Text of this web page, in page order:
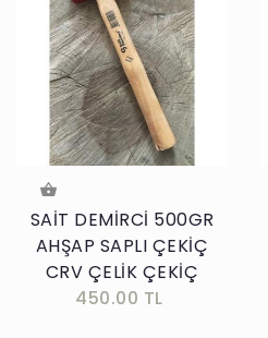
SAİT DEMİRCİ 500GR
AHŞAP SAPLI ÇEKİÇ
CRV ÇELİK ÇEKİÇ
450.00 TL